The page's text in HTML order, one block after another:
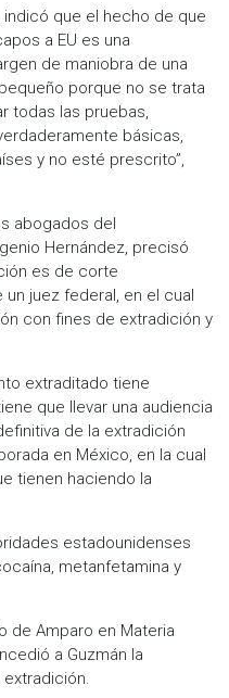
indicó que el hecho de que
a EU es una
de maniobra de una
porque no se trata
todas las pruebas,
básicas,
y no esté prescrito”,
abogados del
Hernández, precisó
es de corte
juez federal, en el cual
con fines de extradición y
extraditado tiene
que llevar una audiencia
de la extradición
en México, en la cual
tienen haciendo la
estadounidenses
metanfetamina y
de Amparo en Materia
a Guzmán la